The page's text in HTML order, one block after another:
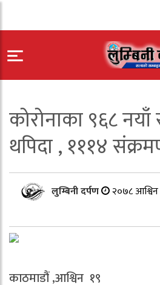
कोरोनाका ९६८
थपिदा , १११४
लुम्बिनी दर्पण २०७८
काठमाडौं ,आश्विन १९